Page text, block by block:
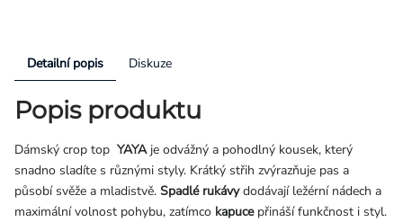
Detailní popis Diskuze
Popis produktu
Dámský crop topYAYAje odvážný a pohodlný kousek, který
snadno sladíte s různými styly. Krátký střih zvýrazňuje pas a
působí svěže a mladistvě. Spadlé rukávydodávají ležérní nádech a
maximální volnost pohybu, zatímco kapucepřináší funkčnost i styl.